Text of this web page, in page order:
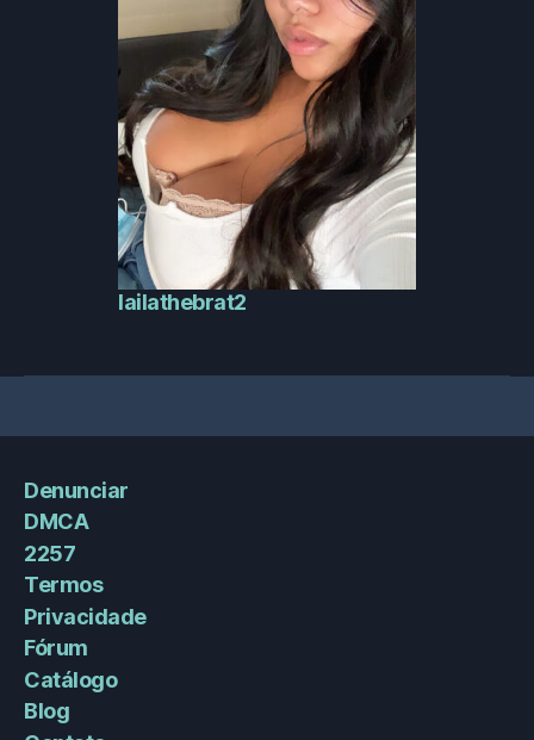
lailathebrat2
Denunciar
DMCA
2257
Termos
Privacidade
Fórum
Catálogo
Blog